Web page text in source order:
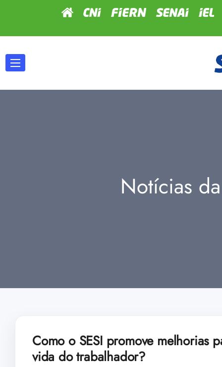
Notícias
Como o SESI promove melhorias
vida do trabalhador?